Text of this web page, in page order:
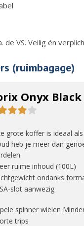
de VS. Veilig én
(ruimbagage)
Onyx
grote koffer is ideaal
heb je meer dan
ruime inhoud (100L)
ondanks
slot aanwezig
spinner wielen
trips